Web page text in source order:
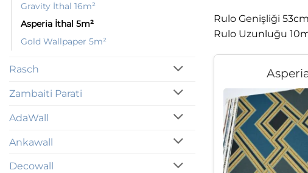
Gravity İthal 16m²
Asperia İthal 5m²
Gold Wallpaper 5m²
Rasch
Zambaiti Parati
AdaWall
Ankawall
Decowall
Rulo Genişliği 53cm
Rulo Uzunluğu